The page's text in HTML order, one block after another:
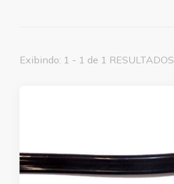
Exibindo: 1 - 1 de 1 RESULTADOS